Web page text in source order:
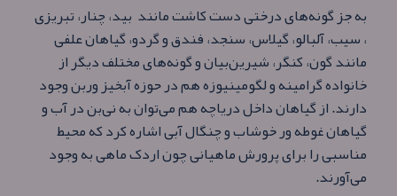
به جز گونه‌های درختی دست‌ کاشت مانند بید، چنار، تبریزی
، سیب، آلبالو، گیلاس، سنجد، فندق و گردو، گیاهان علفی
مانند گون، کنگر، شیرین‌بیان و گونه‌های مختلف دیگر از
خانواده گرامینه و لگومینیوزه هم در حوزه آبخیز وربن وجود
دارند. از گیاهان داخل دریاچه هم می‌توان به نی‌بن در آب و
گیاهان غوطه ور خوشاب و چنگال آبی اشاره کرد که محیط
مناسبی را برای پرورش ماهیانی چون اردک ماهی به وجود
می‌آورند.